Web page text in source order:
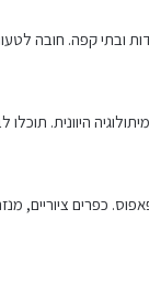
ובתי קפה. חובה
היוונית.
כפרים ציוריים,